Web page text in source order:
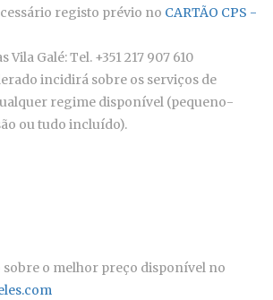
registo prévio no CARTÃO CPS -
Vila Galé: Tel. +351 217 907 610
incidirá sobre os serviços de
regime disponível (pequeno-
ou tudo incluído).
sobre o melhor preço disponível no